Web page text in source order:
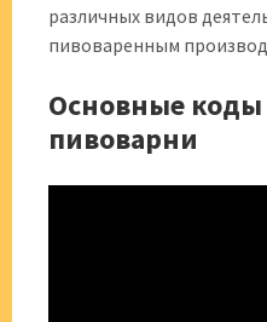
различных видов
пивоваренным
Основные
пивоварни